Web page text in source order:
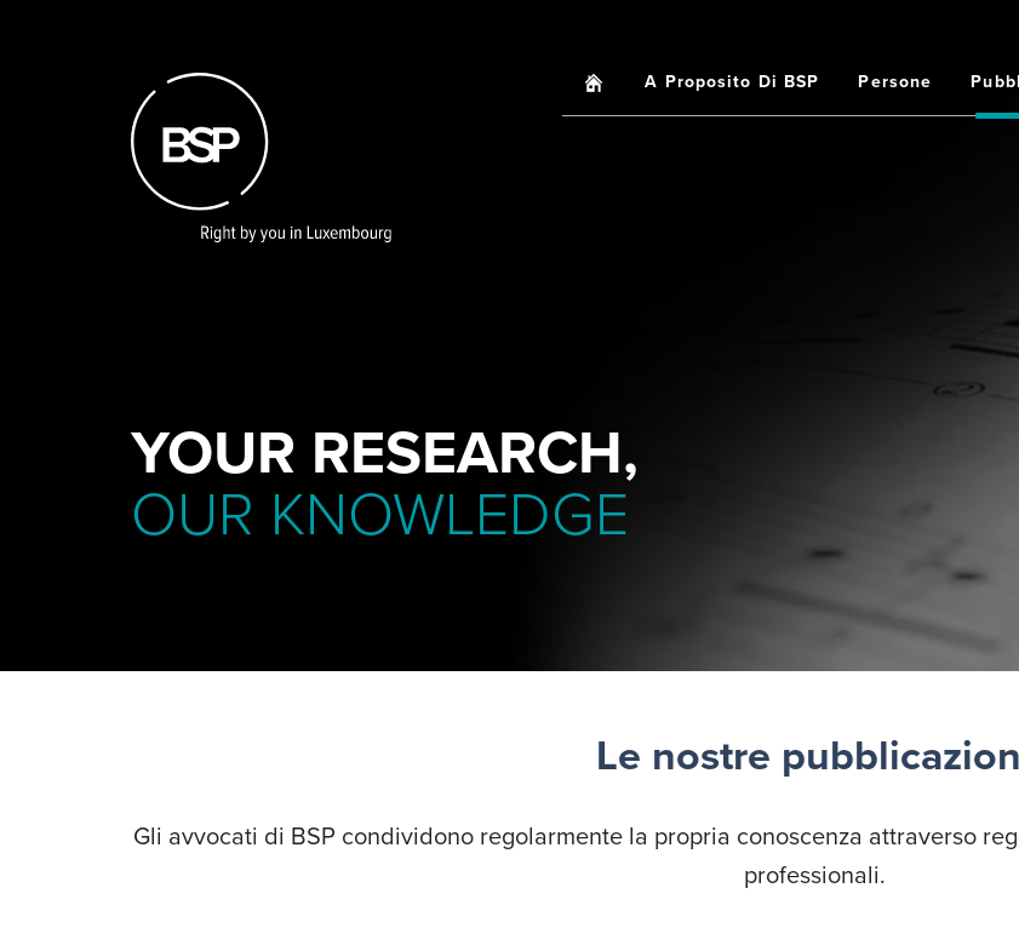
Main
navigation
HomeA Proposito Di BSP Persone
YOUR RESEARCH,
OUR KNOWLEDGE
Le nostre
Gli avvocati di BSP condividono regolarmente la propria conoscenza attraverso
professionali.